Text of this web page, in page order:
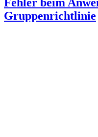
Gruppenrichtlinie